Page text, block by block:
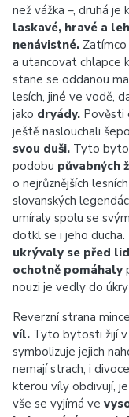
než vážka –, druhá
laskavé, hravé a
nenávistné.
a utancovat chlapce
stane se oddanou
lesích, jiné ve vodě,
jako dryády. Pověsti
ještě naslouchali
svou duši. Tyto
podobu půvabných
o nejrůznějších
slovanských
umíraly spolu se
dotkl se i jeho
ukrývaly se před
ochotně pomáhaly
nouzi je vedly do
Reverzní strana
víl. Tyto bytosti žijí
symbolizuje jejich
nemají strach, i
kterou víly obdivují,
vše se vyjímá ve